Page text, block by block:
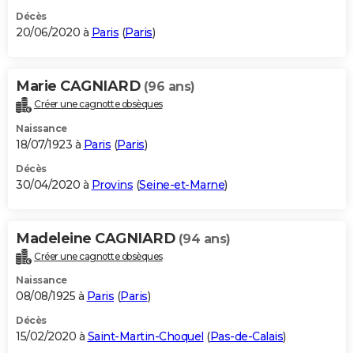
Décès
20/06/2020 à Paris (Paris)
Marie CAGNIARD (96 ans)
Créer une cagnotte obsèques
Naissance
18/07/1923 à Paris (Paris)
Décès
30/04/2020 à Provins (Seine-et-Marne)
Madeleine CAGNIARD (94 ans)
Créer une cagnotte obsèques
Naissance
08/08/1925 à Paris (Paris)
Décès
15/02/2020 à Saint-Martin-Choquel (Pas-de-Calais)